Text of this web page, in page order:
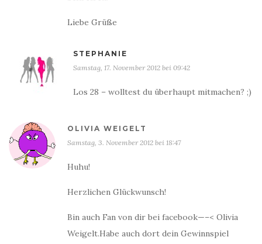
Liebe Grüße
STEPHANIE
Samstag, 17. November 2012 bei 09:42
Los 28 – wolltest du überhaupt mitmachen? ;)
OLIVIA WEIGELT
Samstag, 3. November 2012 bei 18:47
Huhu!
Herzlichen Glückwunsch!
Bin auch Fan von dir bei facebook—–< Olivia
Weigelt.Habe auch dort dein Gewinnspiel